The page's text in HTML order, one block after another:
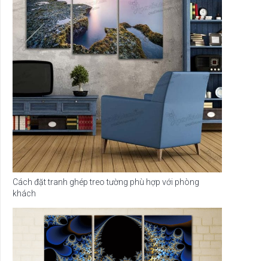
Cách đặt tranh ghép treo tường phù hợp với phòng
khách